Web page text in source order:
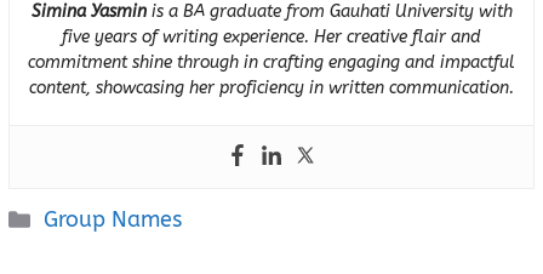
Simina Yasminis a BA graduate from Gauhati University with
five years of writing experience. Her creative flair and
commitment shine through in crafting engaging and impactful
content, showcasing her proficiency in written communication.
Categories
Group Names